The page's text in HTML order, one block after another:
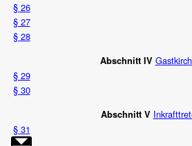
§ 26
§ 27
§ 28
Abschnitt IV
§ 29
§ 30
Abschnitt V
§ 31